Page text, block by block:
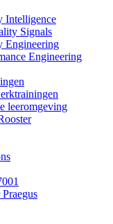
Intelligence
Signals
Engineering
Engineering
leeromgeving